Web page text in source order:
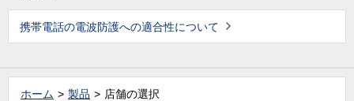
携帯電話の電波防護への適合性について
ホーム 製品 店舗の選択